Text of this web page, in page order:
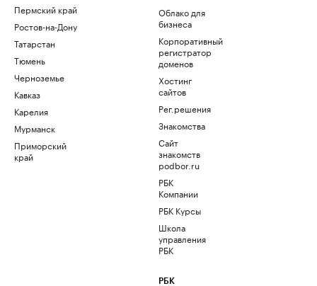
Пермский край
Ростов-на-Дону
Татарстан
Тюмень
Черноземье
Кавказ
Карелия
Мурманск
Приморский
край
Облако для
бизнеса
Корпоративный
регистратор
доменов
Хостинг
сайтов
Рег.решения
Знакомства
Сайт
знакомств
podbor.ru
РБК
Компании
РБК Курсы
Школа
управления
РБК
РБК